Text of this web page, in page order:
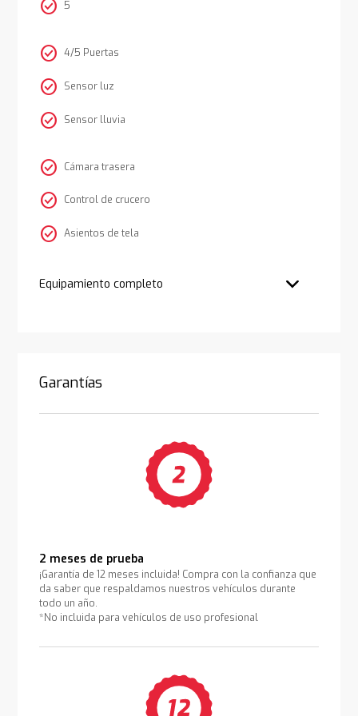
check_circle 5
check_circle 4/5 Puertas
check_circle Sensor luz
check_circle Sensor lluvia
check_circle Cámara trasera
check_circle Control de crucero
check_circle Asientos de tela
Equipamiento completo
Garantías
2 meses de prueba
¡Garantía de 12 meses incluida! Compra con la confianza que
da saber que respaldamos nuestros vehículos durante
todo un año.
*No incluida para vehículos de uso profesional